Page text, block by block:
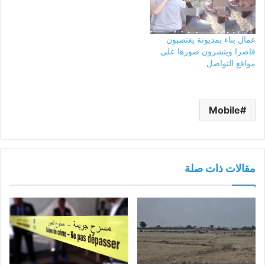
عمال بناء بمديونة يغتصبون
قاصرا وينشرون صورها على
مواقع التواصل
Mobile
مقالات ذات صلة